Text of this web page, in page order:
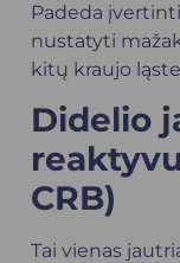
Padeda
nustatyti
kitų kraujo
Didelio
CRB)
Tai vienas